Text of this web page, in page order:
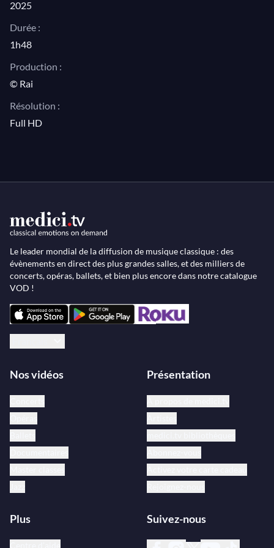
Photo © Brescia e Amisano / Teatro alla Scala
2025
Durée :
1h48
Production :
© Rai
Résolution :
Full HD
Le leader mondial de la diffusion de musique classique : des
évènements en direct des plus grandes salles, et des milliers de
concerts, opéras, ballets, et bien plus encore dans notre catalogue
VOD !
Nos vidéos Présentation
Plus Suivez-nous